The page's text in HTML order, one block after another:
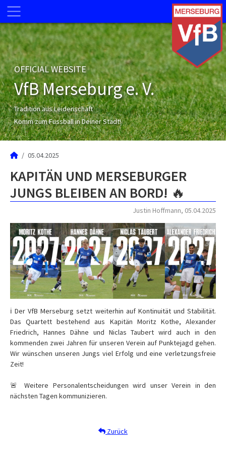
OFFICIAL WEBSITE
VfB Merseburg e. V.
Tradition aus Leidenschaft
Komm zum Fussball in Deiner Stadt!
05.04.2025
KAPITÄN UND MERSEBURGER
JUNGS BLEIBEN AN BORD! 🔥
Justin Hoffmann, 05.04.2025
ℹ️ Der VfB Merseburg setzt weiterhin auf Kontinuität und Stabilität.
Das Quartett bestehend aus Kapitän Moritz Kothe, Alexander
Friedrich, Hannes Dähne und Niclas Taubert wird auch in den
kommenden zwei Jahren für unseren Verein auf Punktejagd gehen.
Wir wünschen unseren Jungs viel Erfolg und eine verletzungsfreie
Zeit!
🚨 Weitere Personalentscheidungen wird unser Verein in den
nächsten Tagen kommunizieren.
Zurück